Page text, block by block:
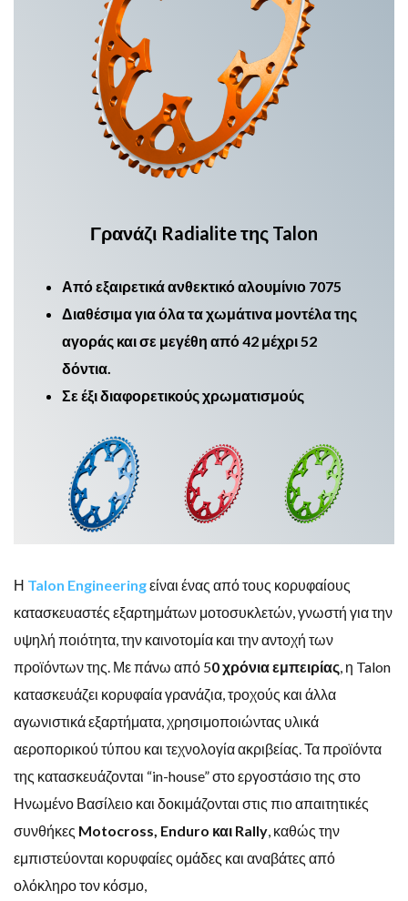
Γρανάζι Radialite της Talon
Από εξαιρετικά ανθεκτικό αλουμίνιο 7075
Διαθέσιμα για όλα τα χωμάτινα μοντέλα της
αγοράς και σε μεγέθη από 42 μέχρι 52
δόντια.
Σε έξι διαφορετικούς χρωματισμούς
Η Talon Engineeringείναι ένας από τους κορυφαίους
κατασκευαστές εξαρτημάτων μοτοσυκλετών, γνωστή για την
υψηλή ποιότητα, την καινοτομία και την αντοχή των
προϊόντων της. Με πάνω από 50 χρόνια εμπειρίας , η Talon
κατασκευάζει κορυφαία γρανάζια, τροχούς και άλλα
αγωνιστικά εξαρτήματα, χρησιμοποιώντας υλικά
αεροπορικού τύπου και τεχνολογία ακριβείας. Τα προϊόντα
της κατασκευάζονται “in-house” στο εργοστάσιο της στο
Ηνωμένο Βασίλειο και δοκιμάζονται στις πιο απαιτητικές
συνθήκες Motocross, Enduro και Rally , καθώς την
εμπιστεύονται κορυφαίες ομάδες και αναβάτες από
ολόκληρο τον κόσμο,